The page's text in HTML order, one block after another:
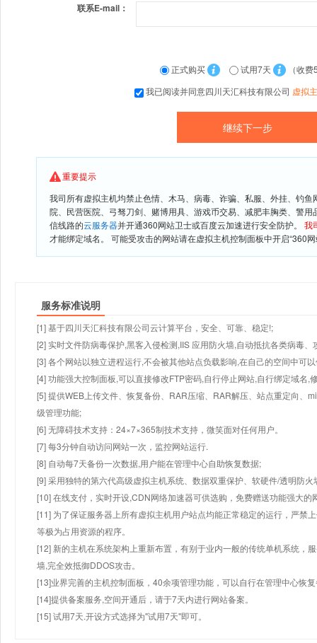
联系E-mail：
正式购买 试用7天
（收费
我已阅读并同意四川天汇科技有限公司 虚拟
重要提示
我司所有虚拟主机均禁止色情、木马、病毒、诈骗、私服、外挂、钓
院、民营医院、弓驽刀剑、赌博用具、游戏币交易、减肥丰胸类、警
信线路的云服务器并开通360网站卫士或百度云加速进行安全防护。 我
才能绑定域名。 可能受攻击的网站请在虚拟主机控制面板中开启“360
服务标准说明
[1] 基于四川天汇科技有限公司云计算平台，安全、可靠、稳定!;
[2] 实时文件防病毒保护,黑客入侵检测,IIS 应用防火墙,自动抵抗各类病毒、
[3] 各个网站以独立进程运行,不会被其他站点负载影响,在自己的空间中可
[4] 功能强大控制面板,可以直接修改FTP密码,自行停止网站,自行绑定域名,
[5] 提供WEB上传文件、恢复备份、RAR压缩、RAR解压、站点重定向、
级管理功能;
[6] 无障碍技术支持：24×7×365制技术支持，微笑面对任何用户。
[7] 每3分钟自动访问网站一次，监控网站运行.
[8] 自动每7天备份一次数据,用户能在管理中心自助恢复数据;
[9] 采用独特的第六代高级虚拟主机系统、数据双重保护、软硬件/透明防火
[10] 在线支付，实时开设,CDN网络加速器可供选购，免费赠送功能强大
[11] 为了保证服务器上所有虚拟主机用户站点均能正常稳定的运行，严禁
等极为占用资源的程序。
[12] 新的主机在系统架构上重新布置，有别于业内一般的传统单机系统，
墙,完全效抵御DDOS攻击。
[13]业界完善的主机控制面板，40余项管理功能，可以自行在管理中心恢
[14]提供备案服务,空间开通后，请于7天内进行网站备案。
[15] 试用7天.开设方式选择为"试用7天"即可。